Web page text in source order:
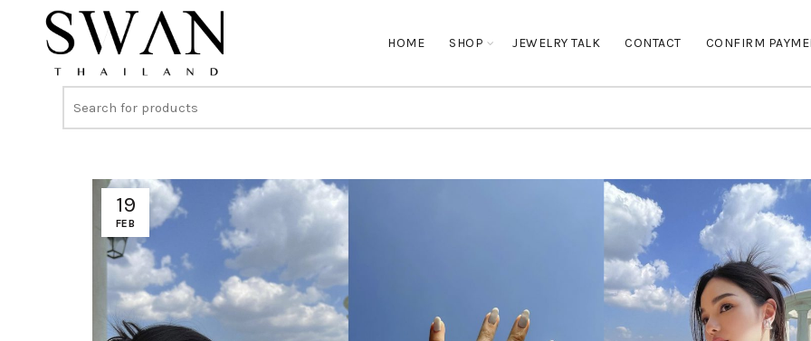
HOME SHOP JEWELRY TALK CONTACT CONFIRM
19
FEB